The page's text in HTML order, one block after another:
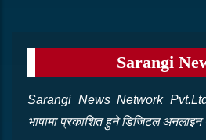
Sarangi
Sarangi News Network Pvt.Ltd
भाषामा प्रकाशित हुने डिजिटल अनलाइन